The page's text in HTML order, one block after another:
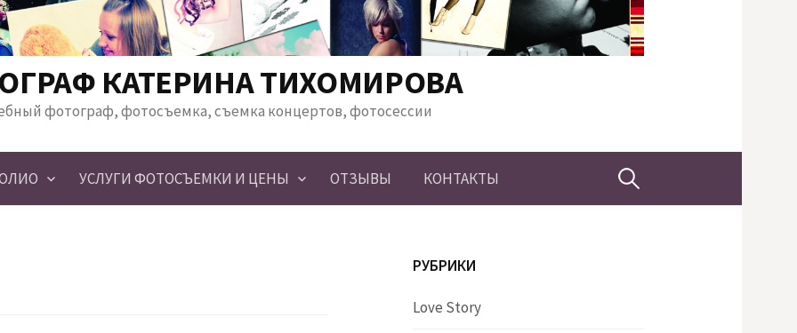
КАТЕРИНА ТИХОМИРОВА
фотограф, фотосъемка, съемка концертов, фотосессии
УСЛУГИ ФОТОСЪЕМКИ И ЦЕНЫ ОТЗЫВЫ КОНТАКТЫ Найти:
РУБРИКИ
Love Story